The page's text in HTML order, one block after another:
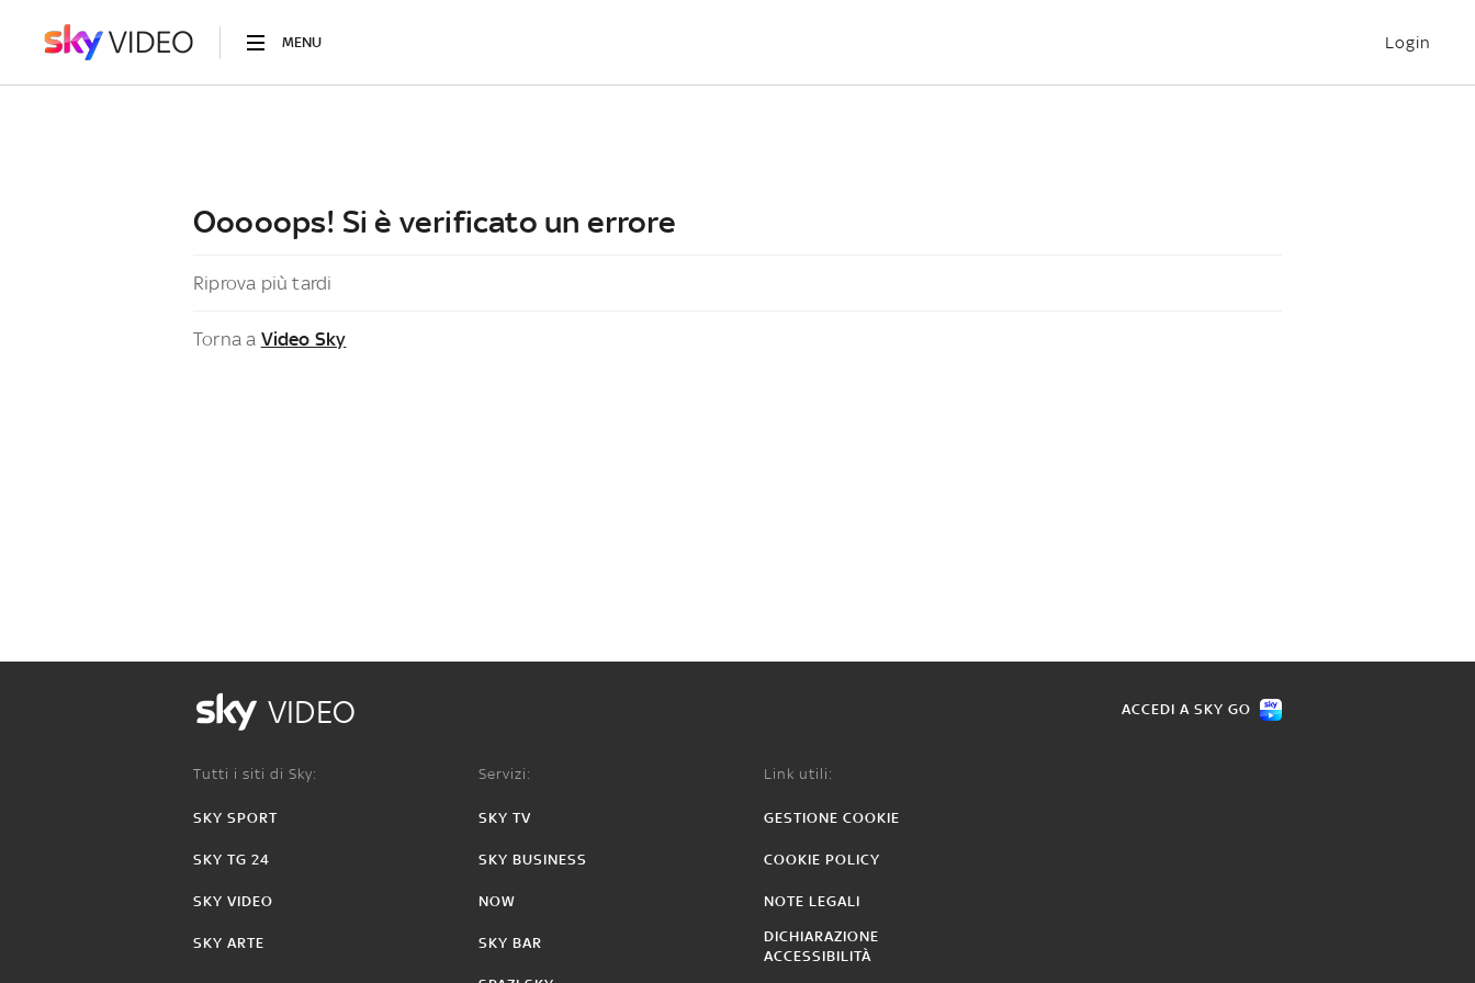
MENU Login
Ooooops! Si è verificato un errore
Riprova più tardi
Torna a Video Sky
VIDEO ACCEDI A SKY GO
Tutti i siti di Sky:
SKY SPORT
SKY TG 24
SKY VIDEO
SKY ARTE
Servizi:
SKY TV
SKY BUSINESS
NOW
SKY BAR
Link utili:
GESTIONE COOKIE
COOKIE POLICY
NOTE LEGALI
DICHIARAZIONE
ACCESSIBILITÀ